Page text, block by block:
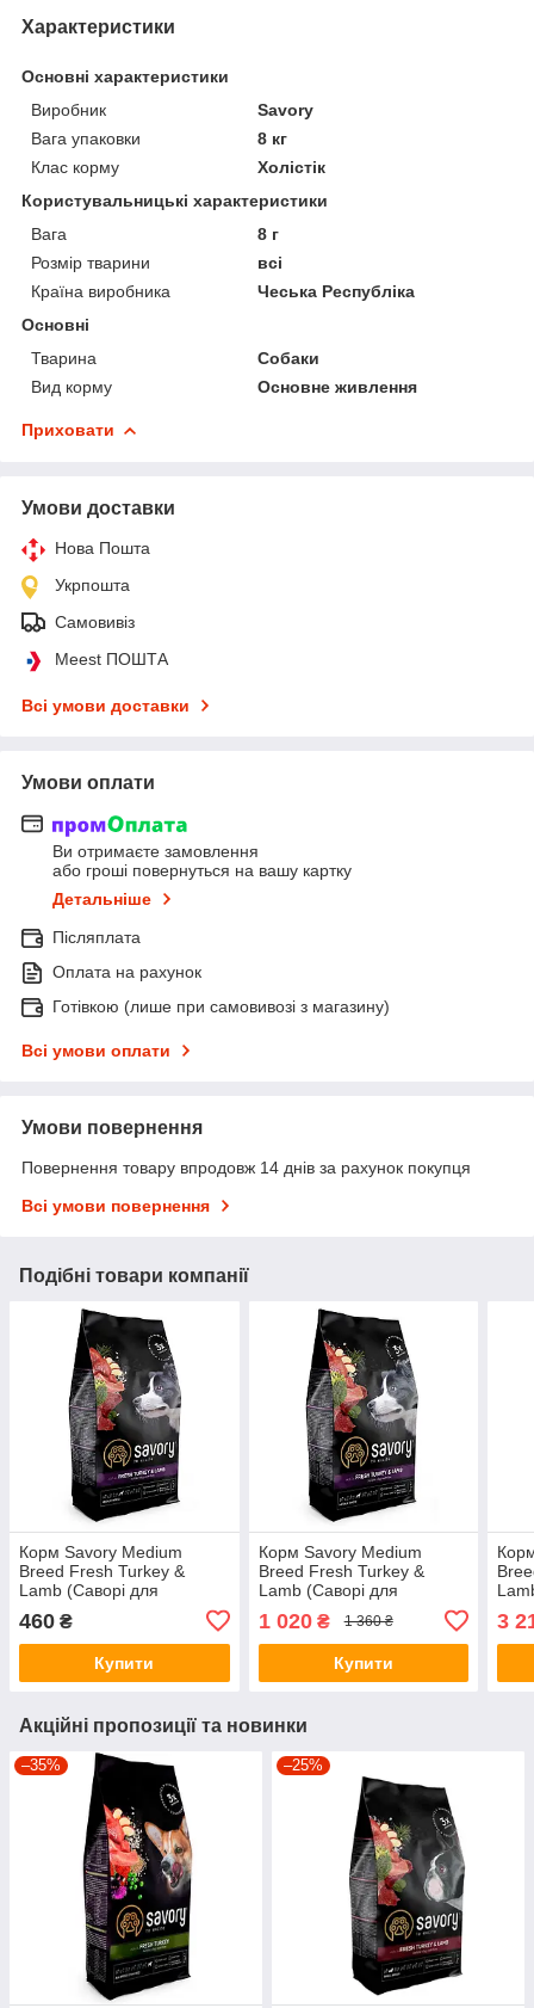
Характеристики
Основні характеристики
Виробник
Savory
Вага упаковки
8 кг
Клас корму
Холістік
Користувальницькі характеристики
Вага
8 г
Розмір тварини
всі
Країна виробника
Чеська Республіка
Основні
Тварина
Собаки
Вид корму
Основне живлення
Приховати
Умови доставки
Нова Пошта
Укрпошта
Самовивіз
Meest ПОШТА
Всі умови доставки
Умови оплати
Ви отримаєте замовлення
або гроші повернуться на вашу картку
Детальніше
Післяплата
Оплата на рахунок
Готівкою (лише при самовивозі з магазину)
Всі умови оплати
Умови повернення
Повернення товару впродовж 14 днів за рахунок покупця
Всі умови повернення
Подібні товари компанії
Корм Savory Medium
Breed Fresh Turkey &
Lamb (Саворі для
індичкою) 1кг.
460 ₴
Купити
Корм Savory Medium
Breed Fresh Turkey &
Lamb (Саворі для
індичкою) 3кг.
1 020₴ 1 360 ₴
Купити
3
Акційні пропозиції та новинки
–35% –25%